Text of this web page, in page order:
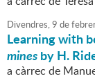
Divendres,9 de
Learning with
minesby H.
a càrrec de